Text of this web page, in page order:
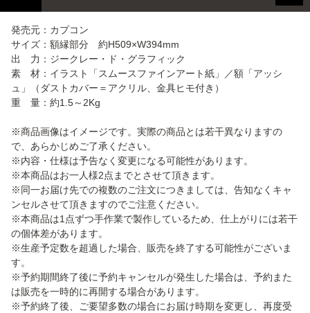
発売元：カプコン
サイズ：額縁部分 約H509×W394mm
出 力：ジークレー・ド・グラフィック
素 材：イラスト「スムースファインアート紙」／額「アッシ
ュ」（ダストカバー＝アクリル、金具ヒモ付き）
重 量：約1.5～2Kg
※商品画像はイメージです。実際の商品とは若干異なりますの
で、あらかじめご了承ください。
※内容・仕様は予告なく変更になる可能性があります。
※本商品はお一人様2点までとさせて頂きます。
※同一お届け先での複数のご注文につきましては、告知なくキャ
ンセルさせて頂きますのでご注意ください。
※本商品は1点ずつ手作業で製作しているため、仕上がりには若干
の個体差があります。
※生産予定数を超過した場合、販売を終了する可能性がございま
す。
※予約期間終了後に予約キャンセルが発生した場合は、予約また
は販売を一時的に再開する場合があります。
※予約終了後、ご要望多数の場合にお届け時期を変更し、再度受